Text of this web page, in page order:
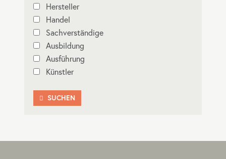
Hersteller
Handel
Sachverständige
Ausbildung
Ausführung
Künstler
 SUCHEN